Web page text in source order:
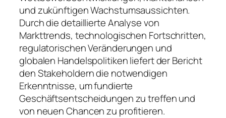
und zukünftigen Wachstumsaussichten.
Durch die detaillierte Analyse von
Markttrends, technologischen Fortschritten,
regulatorischen Veränderungen und
globalen Handelspolitiken liefert der Bericht
den Stakeholdern die notwendigen
Erkenntnisse, um fundierte
Geschäftsentscheidungen zu treffen und
von neuen Chancen zu profitieren.